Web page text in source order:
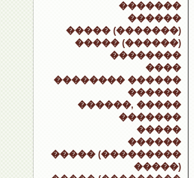
�������
������
����� (�������)
����� (������)
��������
����
�������� ������
������
������, �����
�������
�����
������
����� (���������
�����)